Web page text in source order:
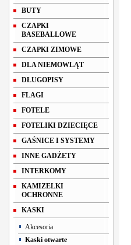
BUTY
CZAPKI
BASEBALLOWE
CZAPKI ZIMOWE
DLA NIEMOWLĄT
DŁUGOPISY
FLAGI
FOTELE
FOTELIKI DZIECIĘCE
GAŚNICE I SYSTEMY
INNE GADŻETY
INTERKOMY
KAMIZELKI
OCHRONNE
KASKI
Akcesoria
Kaski otwarte